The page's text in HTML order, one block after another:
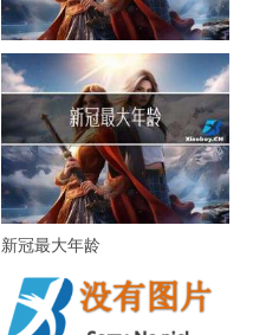
大年什么电视剧
新冠最大年龄